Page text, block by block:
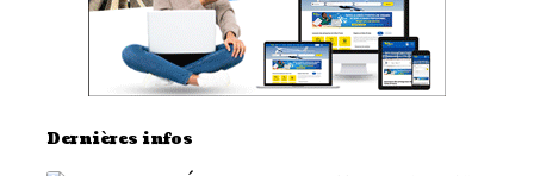
Dernières infos